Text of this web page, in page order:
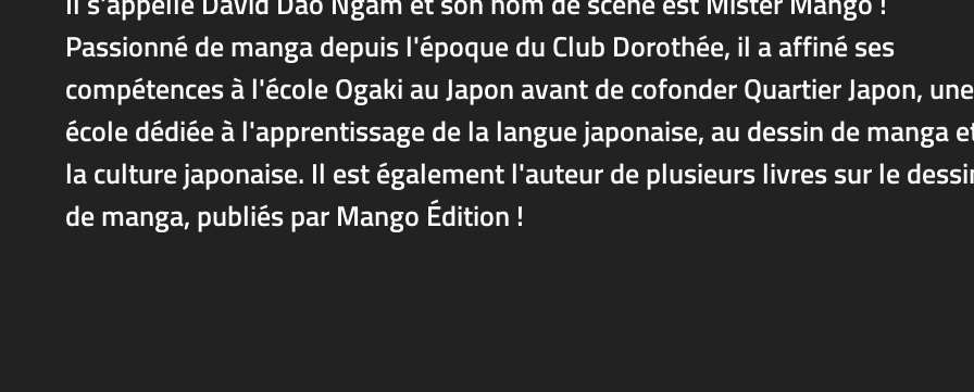
Passionné de manga depuis l'époque du Club Dorothée, il a affiné ses
compétences à l'école Ogaki au Japon avant de cofonder Quartier Japon, une
école dédiée à l'apprentissage de la langue japonaise, au dessin de manga
la culture japonaise. Il est également l'auteur de plusieurs livres sur le
de manga, publiés par Mango Édition !